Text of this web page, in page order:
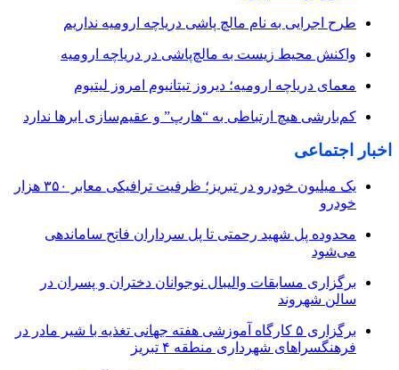
طرح اجرایی به نام مالچ پاشی دریاچه ارومیه نداریم
واکنش محیط زیست به مالچ‌پاشی در دریاچه ارومیه
معمای دریاچه ارومیه؛ دیروز تیتانیوم امروز لیتیوم
کم‌بارشی هیچ ارتباطی به “هارپ” و عقیم‌سازی ابرها ندارد
اخبار اجتماعی
یک میلیون خودرو در تبریز؛ ظرفیت ترافیکی معابر ۳۵۰ هزار
خودرو
محدوده پل شهید رحمتی تا پل سرداران فاتح ساماندهی
می‌شود
برگزاری مسابقات والیبال نوجوانان دختران و پسران در
سالن شهروند
برگزاری ۵ کارگاه آموزشی هفته جهانی تغذیه با شیر مادر در
فرهنگسراهای شهرداری منطقه ۴ تبریز